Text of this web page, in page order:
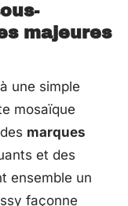
majeures
une simple
mosaïque
marques
et des
ensemble un
façonne